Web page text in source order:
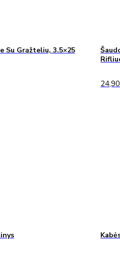
Su Grąžteliu, 3.5×25